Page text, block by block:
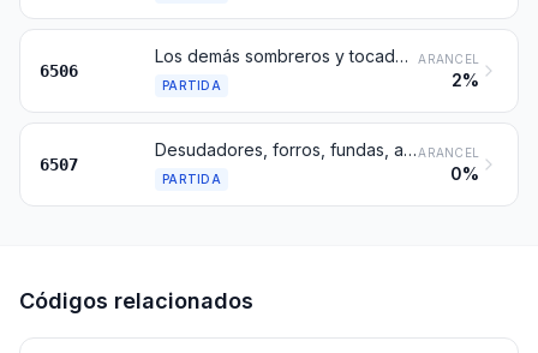
6506
Los demás sombreros y tocados, incluso guarnecidos
PARTIDA
ARANCEL
2%
6507
Desudadores, forros, fundas, armaduras, viseras y barboquejos (barbijos), para sombreros y demás tocados
PARTIDA
ARANCEL
0%
Códigos relacionados